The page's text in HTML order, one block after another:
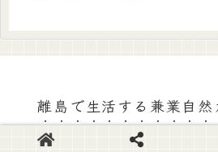
離島で生活する兼業自然
© 2020 離島で生活する兼業自